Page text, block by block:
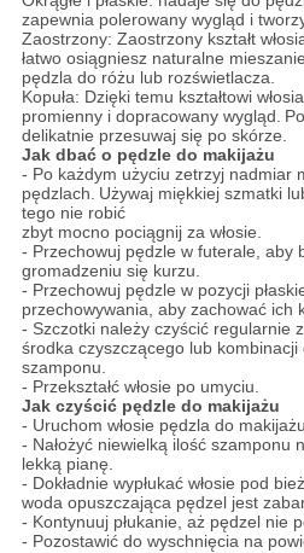
zapewnia polerowany wygląd i
Zaostrzony: Zaostrzony kształt
łatwo osiągniesz naturalne
pędzla do różu lub rozświetlacza.
Kopuła: Dzięki temu kształtowi
promienny i dopracowany wygląd.
delikatnie przesuwaj się po skórze.
Jak dbać o pędzle do makijażu
- Po każdym użyciu zetrzyj nadmiar
pędzlach. Używaj miękkiej szmatki
tego nie robić
zbyt mocno pociągnij za włosie.
- Przechowuj pędzle w futerale, aby
gromadzeniu się kurzu.
- Przechowuj pędzle w pozycji
przechowywania, aby zachować ich
- Szczotki należy czyścić regularnie
środka czyszczącego lub kombinacji
szamponu.
- Przekształć włosie po umyciu.
Jak czyścić pędzle do makijażu
- Uruchom włosie pędzla do
- Nałożyć niewielką ilość szamponu
lekką pianę.
- Dokładnie wypłukać włosie pod
woda opuszczająca pędzel jest
- Kontynuuj płukanie, aż pędzel nie
- Pozostawić do wyschnięcia na